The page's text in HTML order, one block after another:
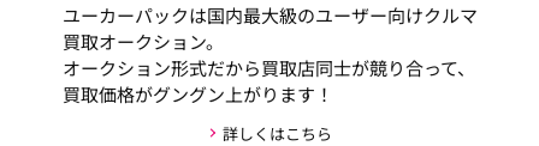
ユーカーパックは国内最大級のユーザー向けクルマ
買取オークション。
オークション形式だから買取店同士が競り合って、
買取価格がグングン上がります！
詳しくはこちら